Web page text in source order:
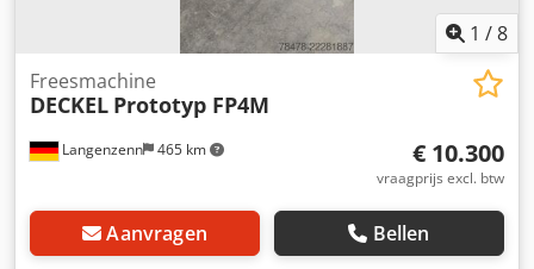
1 /8
Langenzenn 465 km
Freesmachine
DECKEL Prototyp FP4M
€ 10.300
vraagprijs excl. btw
Aanvragen Bellen